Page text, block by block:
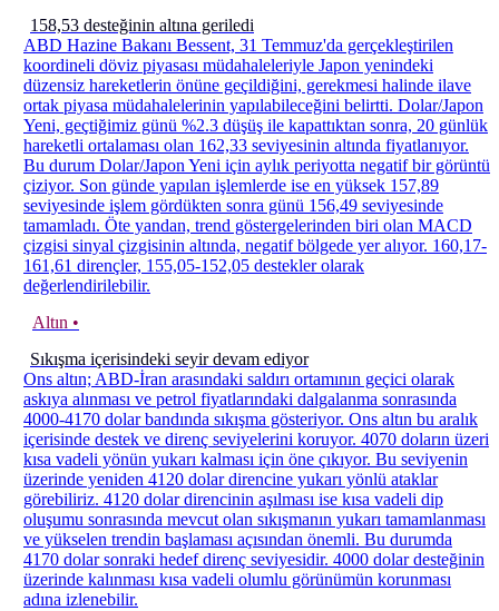
158,53 desteğinin altına geriledi
ABD Hazine Bakanı Bessent, 31 Temmuz'da gerçekleştirilen
koordineli döviz piyasası müdahaleleriyle Japon yenindeki
düzensiz hareketlerin önüne geçildiğini, gerekmesi halinde ilave
ortak piyasa müdahalelerinin yapılabileceğini belirtti. Dolar/Japon
Yeni, geçtiğimiz günü %2.3 düşüş ile kapattıktan sonra, 20 günlük
hareketli ortalaması olan 162,33 seviyesinin altında fiyatlanıyor.
Bu durum Dolar/Japon Yeni için aylık periyotta negatif bir görüntü
çiziyor. Son günde yapılan işlemlerde ise en yüksek 157,89
seviyesinde işlem gördükten sonra günü 156,49 seviyesinde
tamamladı. Öte yandan, trend göstergelerinden biri olan MACD
çizgisi sinyal çizgisinin altında, negatif bölgede yer alıyor. 160,17-
161,61 dirençler, 155,05-152,05 destekler olarak
değerlendirilebilir.
Altın •
Sıkışma içerisindeki seyir devam ediyor
Ons altın; ABD-İran arasındaki saldırı ortamının geçici olarak
askıya alınması ve petrol fiyatlarındaki dalgalanma sonrasında
4000-4170 dolar bandında sıkışma gösteriyor. Ons altın bu aralık
içerisinde destek ve direnç seviyelerini koruyor. 4070 doların üzeri
kısa vadeli yönün yukarı kalması için öne çıkıyor. Bu seviyenin
üzerinde yeniden 4120 dolar direncine yukarı yönlü ataklar
görebiliriz. 4120 dolar direncinin aşılması ise kısa vadeli dip
oluşumu sonrasında mevcut olan sıkışmanın yukarı tamamlanması
ve yükselen trendin başlaması açısından önemli. Bu durumda
4170 dolar sonraki hedef direnç seviyesidir. 4000 dolar desteğinin
üzerinde kalınması kısa vadeli olumlu görünümün korunması
adına izlenebilir.